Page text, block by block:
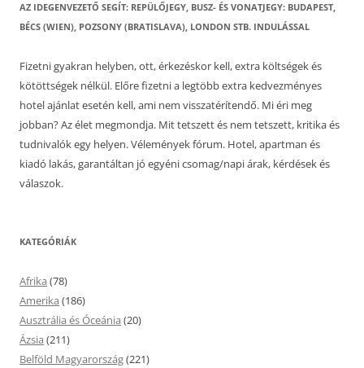
AZ IDEGENVEZETŐ SEGÍT: REPÜLŐJEGY, BUSZ- ÉS VONATJEGY: BUDAPEST,
BÉCS (WIEN), POZSONY (BRATISLAVA), LONDON STB. INDULÁSSAL
Fizetni gyakran helyben, ott, érkezéskor kell, extra költségek és
kötöttségek nélkül. Előre fizetni a legtöbb extra kedvezményes
hotel ajánlat esetén kell, ami nem visszatérítendő. Mi éri meg
jobban? Az élet megmondja. Mit tetszett és nem tetszett, kritika és
tudnivalók egy helyen. Vélemények fórum. Hotel, apartman és
kiadó lakás, garantáltan jó egyéni csomag/napi árak, kérdések és
válaszok.
KATEGÓRIÁK
Afrika (78)
Amerika (186)
Ausztrália és Óceánia (20)
Ázsia (211)
Belföld Magyarország(221)